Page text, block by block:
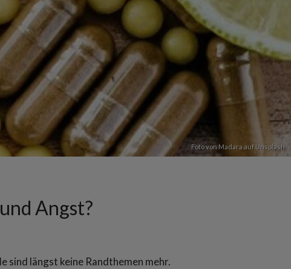
Foto von Madaraauf Unsplash
Angst?
sind längst keine Randthemen mehr.